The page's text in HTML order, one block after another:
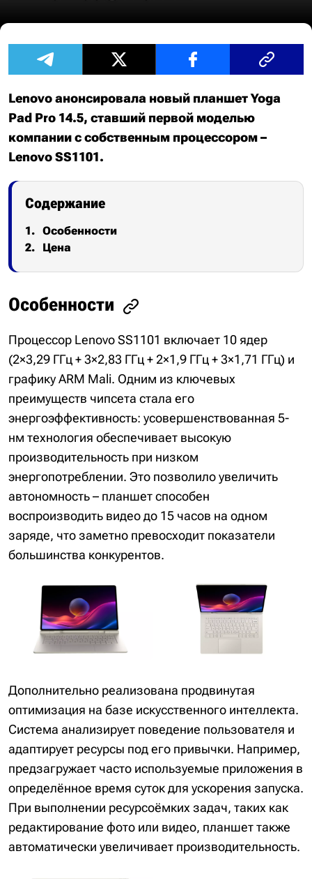
Lenovo анонсировала новый планшет Yoga
Pad Pro 14.5, ставший первой моделью
компании с собственным процессором –
Lenovo SS1101.
Содержание
Особенности
Цена
Особенности
Процессор Lenovo SS1101 включает 10 ядер
(2×3,29 ГГц + 3×2,83 ГГц + 2×1,9 ГГц + 3×1,71 ГГц) и
графику ARM Mali. Одним из ключевых
преимуществ чипсета стала его
энергоэффективность: усовершенствованная 5-
нм технология обеспечивает высокую
производительность при низком
энергопотреблении. Это позволило увеличить
автономность – планшет способен
воспроизводить видео до 15 часов на одном
заряде, что заметно превосходит показатели
большинства конкурентов.
Дополнительно реализована продвинутая
оптимизация на базе искусственного интеллекта.
Система анализирует поведение пользователя и
адаптирует ресурсы под его привычки. Например,
предзагружает часто используемые приложения в
определённое время суток для ускорения запуска.
При выполнении ресурсоёмких задач, таких как
редактирование фото или видео, планшет также
автоматически увеличивает производительность.